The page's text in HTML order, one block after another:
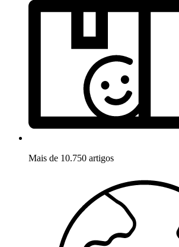
Mais de 10.750 artigos